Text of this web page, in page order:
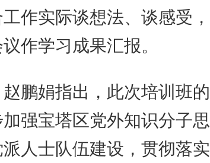
作实际谈想法、谈感受
作学习成果汇报。
娟指出，此次培训班的
强宝塔区党外知识分子
人士队伍建设，贯彻落